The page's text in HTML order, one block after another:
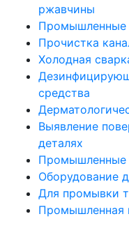
ржавчины
Промышленные
Прочистка
Холодная
средства
Выявление
деталях
Промышленные
Оборудование
Для промывки
Промышленная